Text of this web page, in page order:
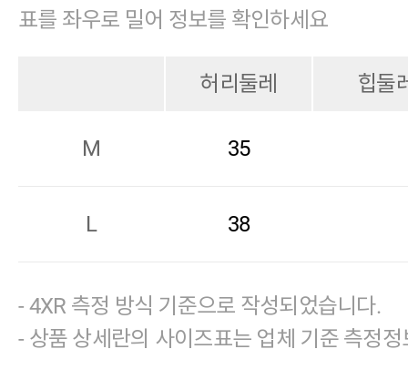
표를 좌우로 밀어 정보를 확인하세요
허리둘레 힙둘
M 35
L 38
- 4XR 측정 방식 기준으로 작성되었습니다.
- 상품 상세란의 사이즈표는 업체 기준 측정정